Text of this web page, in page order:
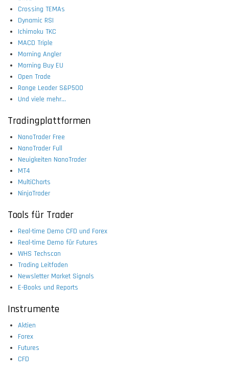
Crossing TEMAs
Dynamic RSI
Ichimoku TKC
MACD Triple
Morning Angler
Morning Buy EU
Open Trade
Range Leader S&P500
Und viele mehr...
Tradingplattformen
NanoTrader Free
NanoTrader Full
Neuigkeiten NanoTrader
MT4
MultiCharts
NinjaTrader
Tools für Trader
Real-time Demo CFD und Forex
Real-time Demo für Futures
WHS Techscan
Trading Leitfaden
Newsletter Market Signals
E-Books und Reports
Instrumente
Aktien
Forex
Futures
CFD